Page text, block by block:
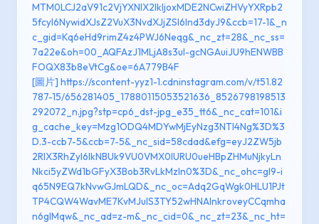
MTM0LCJ2aV91c2VjYXNlX2lkIjoxMDE2NCwiZHVyYXRpb2
5fcyI6NywidXJsZ2VuX3NvdXJjZSI6Ind3dyJ9&ccb=17-1&_n
c_gid=Kq6eHd9rimZ4z4PWJ6Neqg&_nc_zt=28&_nc_ss=
7a22e&oh=00_AQFAzJ1MLjA8s3ul-gcNGAuiJU9hENWBB
FOQX83b8eVtCg&oe=6A779B4F
[圖片] https://scontent-yyz1-1.cdninstagram.com/v/t51.82
787-15/656281405_17880115053521636_8526798198513
292072_n.jpg?stp=cp6_dst-jpg_e35_tt6&_nc_cat=101&i
g_cache_key=Mzg1ODQ4MDYwMjEyNzg3NTI4Ng%3D%3
D.3-ccb7-5&ccb=7-5&_nc_sid=58cdad&efg=eyJ2ZW5jb
2RlX3RhZyI6IkNBUk9VU0VMX0lURU0ueHBpZHMuNjkyLn
Nkci5yZWd1bGFyX3Bob3RvLkMzIn0%3D&_nc_ohc=gl9-i
q65N9EQ7kNvwGJmLQD&_nc_oc=Adq2GqWgk0HLU1PJt
TP4CQW4WavME7KvMJuIS3TY52wHNAlnkroveyCCqmha
n6gIMqw&_nc_ad=z-m&_nc_cid=0&_nc_zt=23&_nc_ht=